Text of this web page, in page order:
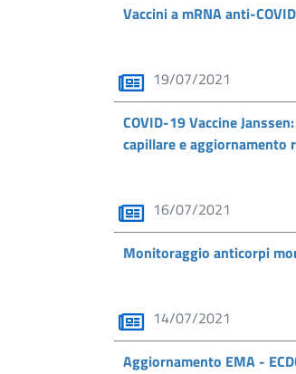
Vaccini a mRNA anti-
19/07/2021
COVID-19 Vaccine
capillare e
16/07/2021
Monitoraggio anticorpi
14/07/2021
Aggiornamento EMA -